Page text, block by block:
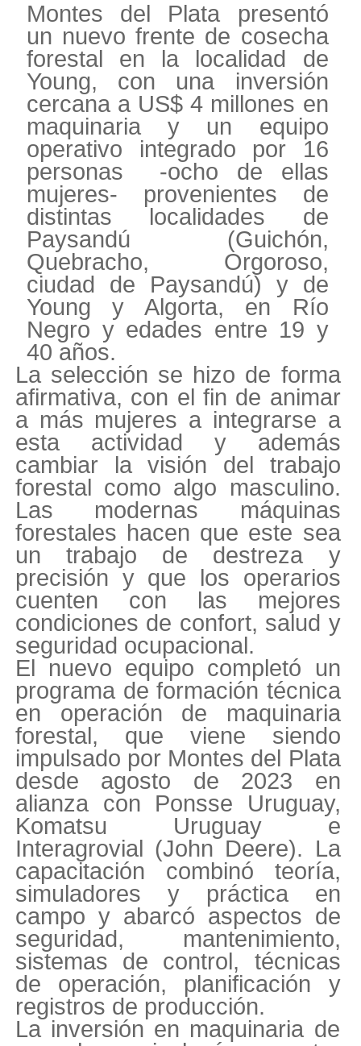
Montes del Plata presentó
un nuevo frente de cosecha
forestal en la localidad de
Young, con una inversión
cercana a US$ 4 millones en
maquinaria y un equipo
operativo integrado por 16
personas -ocho de ellas
mujeres- provenientes de
distintas localidades de
Paysandú (Guichón,
Quebracho, Orgoroso,
ciudad de Paysandú) y de
Young y Algorta, en Río
Negro y edades entre 19 y
40 años.
La selección se hizo de forma
afirmativa, con el fin de animar
a más mujeres a integrarse a
esta actividad y además
cambiar la visión del trabajo
forestal como algo masculino.
Las modernas máquinas
forestales hacen que este sea
un trabajo de destreza y
precisión y que los operarios
cuenten con las mejores
condiciones de confort, salud y
seguridad ocupacional.
El nuevo equipo completó un
programa de formación técnica
en operación de maquinaria
forestal, que viene siendo
impulsado por Montes del Plata
desde agosto de 2023 en
alianza con Ponsse Uruguay,
Komatsu Uruguay e
Interagrovial (John Deere). La
capacitación combinó teoría,
simuladores y práctica en
campo y abarcó aspectos de
seguridad, mantenimiento,
sistemas de control, técnicas
de operación, planificación y
registros de producción.
La inversión en maquinaria de